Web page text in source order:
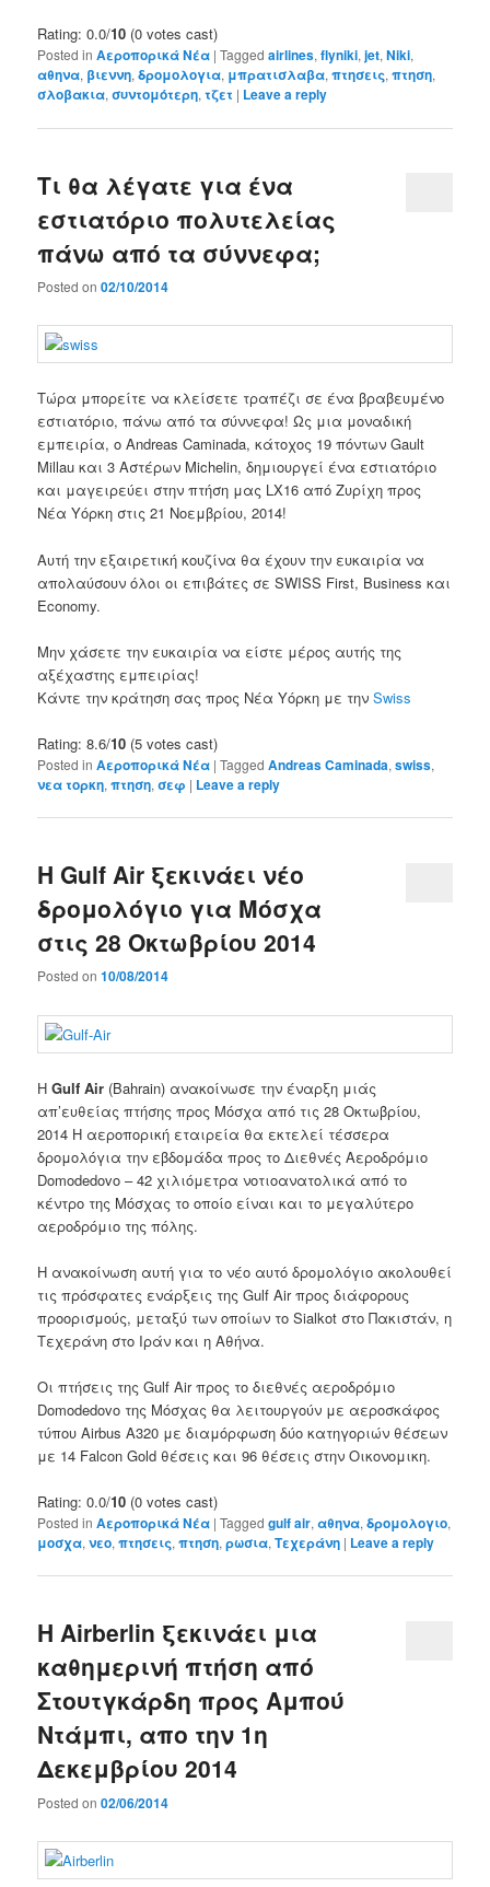
Rating: 0.0/10 (0 votes cast)
Posted in Αεροπορικά Νέα |Tagged airlines,flyniki,jet,Niki,
αθηνα, βιεννη,δρομολογια, μπρατισλαβα,πτησεις,πτηση,
σλοβακια,συντομότερη,τζετ | Leave a reply
Τι θα λέγατε για ένα
εστιατόριo πολυτελείας
πάνω από τα σύννεφα;
Posted on02/10/2014
Τώρα μπορείτε να κλείσετε τραπέζι σε ένα βραβευμένο
εστιατόριο, πάνω από τα σύννεφα! Ως μια μοναδική
εμπειρία, ο Andreas Caminada, κάτοχος 19 πόντων Gault
Millau και 3 Αστέρων Michelin, δημιουργεί ένα εστιατόριο
και μαγειρεύει στην πτήση μας LX16 από Ζυρίχη προς
Νέα Υόρκη στις 21 Νοεμβρίου, 2014!
Αυτή την εξαιρετική κουζίνα θα έχουν την ευκαιρία να
απολαύσουν όλοι οι επιβάτες σε SWISS First, Business και
Economy.
Μην χάσετε την ευκαιρία να είστε μέρος αυτής της
αξέχαστης εμπειρίας!
Κάντε την κράτηση σας προς Νέα Υόρκη με τηνSwiss
Rating: 8.6/10 (5 votes cast)
Posted in Αεροπορικά Νέα |Tagged Andreas Caminada,swiss,
νεα τορκη,πτηση,σεφ | Leave a reply
Η Gulf Air ξεκινάει νέο
δρομολόγιο για Μόσχα
στις 28 Οκτωβρίου 2014
Posted on10/08/2014
ΗGulf Air (Bahrain) ανακοίνωσε την έναρξη μιάς
απ’ευθείας πτήσης προς Μόσχα από τις 28 Οκτωβρίου,
2014 Η αεροπορική εταιρεία θα εκτελεί τέσσερα
δρομολόγια την εβδομάδα προς το Διεθνές Αεροδρόμιο
Domodedovo – 42 χιλιόμετρα νοτιοανατολικά από το
κέντρο της Μόσχας το οποίο είναι και το μεγαλύτερο
αεροδρόμιο της πόλης.
Η ανακοίνωση αυτή για το νέο αυτό δρομολόγιο ακολουθεί
τις πρόσφατες ενάρξεις της Gulf Airπροςδιάφορους
προορισμούς, μεταξύ των οποίων τοSialkot στοΠακιστάν, η
Τεχεράνη στο Ιράν και ηΑθήνα.
Οι πτήσεις της Gulf Air προς το διεθνές αεροδρόμιο
Domodedovo της Μόσχας θα λειτουργούν με αεροσκάφος
τύπου Airbus A320 μεδιαμόρφωση δύο κατηγοριών θέσεων
με 14 Falcon Gold θέσεις και 96 θέσεις στην Οικονομικη.
Rating: 0.0/10 (0 votes cast)
Posted in Αεροπορικά Νέα |Tagged gulf air,αθηνα,δρομολογιο,
μοσχα,νεο,πτησεις,πτηση,ρωσια,Τεχεράνη | Leave a reply
Η Airberlin ξεκινάει μια
καθημερινή πτήση από
Στουτγκάρδη προς Αμπού
Ντάμπι, απο την 1η
Δεκεμβρίου 2014
Posted on02/06/2014